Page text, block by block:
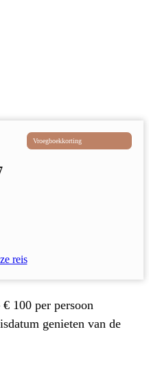
reis
Vroegboekkorting
€ 100 per persoon
genieten van de